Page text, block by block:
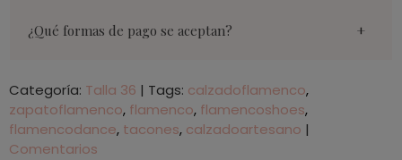
¿Qué formas de pago se aceptan?
Categoría: Talla 36 | Tags: calzadoflamenco
zapatoflamenco flamenco flamencoshoes
flamencodance tacones calzadoartesano |
Comentarios